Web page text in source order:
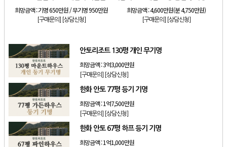
희망금액 :기명 650만원 / 무기명 950만원
[구매문의] [상담신청]
희망금액 :4,600만원(분 4,750만원)
[구매문의] [상담신청]
안토리조트 130평 개인 무기명
희망금액 :3억3,000만원
[구매문의] [상담신청]
한화 안토 77평 등기 기명
희망금액 :1억7,500만원
[구매문의] [상담신청]
한화 안토 67평 하프 등기 기명
희망금액 :1억1,000만원